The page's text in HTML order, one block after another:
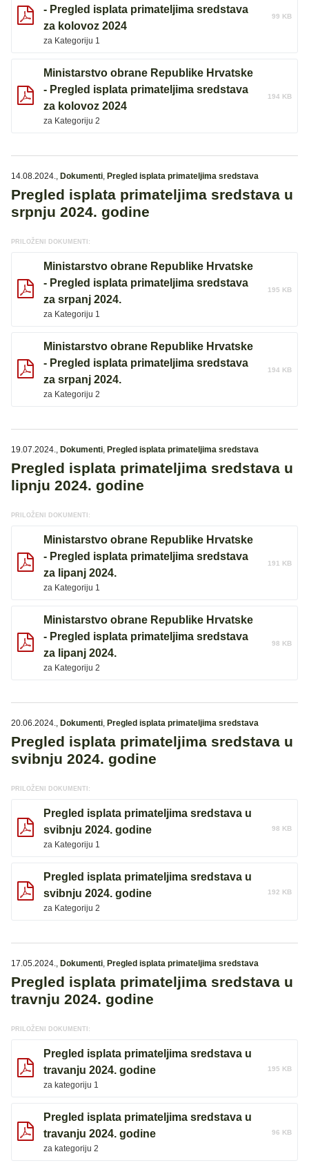
- Pregled isplata primateljima sredstava
za kolovoz 2024
za Kategoriju 1
99 KB
Ministarstvo obrane Republike Hrvatske
- Pregled isplata primateljima sredstava
za kolovoz 2024
za Kategoriju 2
194 KB
14.08.2024., Dokumenti, Pregled isplata primateljima sredstava
Pregled isplata primateljima sredstava u
srpnju 2024. godine
PRILOŽENI DOKUMENTI:
Ministarstvo obrane Republike Hrvatske
- Pregled isplata primateljima sredstava
za srpanj 2024.
za Kategoriju 1
195 KB
Ministarstvo obrane Republike Hrvatske
- Pregled isplata primateljima sredstava
za srpanj 2024.
za Kategoriju 2
194 KB
19.07.2024., Dokumenti, Pregled isplata primateljima sredstava
Pregled isplata primateljima sredstava u
lipnju 2024. godine
PRILOŽENI DOKUMENTI:
Ministarstvo obrane Republike Hrvatske
- Pregled isplata primateljima sredstava
za lipanj 2024.
za Kategoriju 1
191 KB
Ministarstvo obrane Republike Hrvatske
- Pregled isplata primateljima sredstava
za lipanj 2024.
za Kategoriju 2
98 KB
20.06.2024., Dokumenti, Pregled isplata primateljima sredstava
Pregled isplata primateljima sredstava u
svibnju 2024. godine
PRILOŽENI DOKUMENTI:
Pregled isplata primateljima sredstava u
svibnju 2024. godine
za Kategoriju 1
98 KB
Pregled isplata primateljima sredstava u
svibnju 2024. godine
za Kategoriju 2
192 KB
17.05.2024., Dokumenti, Pregled isplata primateljima sredstava
Pregled isplata primateljima sredstava u
travnju 2024. godine
PRILOŽENI DOKUMENTI:
Pregled isplata primateljima sredstava u
travanju 2024. godine
za kategoriju 1
195 KB
Pregled isplata primateljima sredstava u
travanju 2024. godine
za kategoriju 2
96 KB